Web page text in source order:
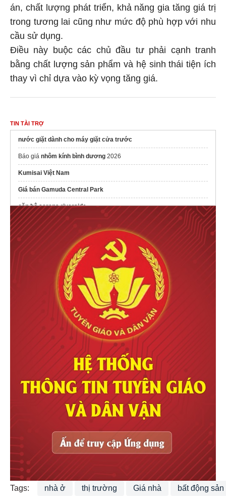
án, chất lượng phát triển, khả năng gia tăng giá trị
trong tương lai cũng như mức độ phù hợp với nhu
cầu sử dụng.
Điều này buộc các chủ đầu tư phải cạnh tranh
bằng chất lượng sản phẩm và hệ sinh thái tiện ích
thay vì chỉ dựa vào kỳ vọng tăng giá.
TIN TÀI TRỢ
nước giặt dành cho máy giặt cửa trước
Báo giá nhôm kính bình dương 2026
Kumisai Việt Nam
Giá bán Gamuda Central Park
căn hộ serena riverside
phúc yên prosperphucyenprosper.com
https://phumyhungcenter.com/
Bảng báo giá hóa chất công nghiệp
River Collection
Dự án BRG Đông Anh
Khu đô thị thể thao quốc tế Hà Nội
In name card giá rẻ inminhkhang.com
Tags: nhà ở thị trường Giá nhà bất động sản